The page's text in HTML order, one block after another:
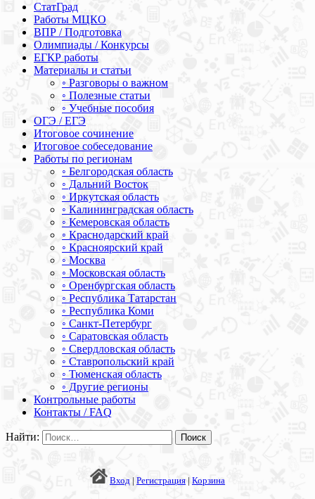
СтатГрад
Работы МЦКО
ВПР / Подготовка
Олимпиады / Конкурсы
ЕГКР работы
Материалы и статьи
◦ Разговоры о важном
◦ Полезные статьи
◦ Учебные пособия
ОГЭ / ЕГЭ
Итоговое сочинение
Итоговое собеседование
Работы по регионам
◦ Белгородская область
◦ Дальний Восток
◦ Иркутская область
◦ Калининградская область
◦ Кемеровская область
◦ Краснодарский край
◦ Красноярский край
◦ Москва
◦ Московская область
◦ Оренбургская область
◦ Республика Татарстан
◦ Республика Коми
◦ Санкт-Петербург
◦ Саратовская область
◦ Свердловская область
◦ Ставропольский край
◦ Тюменская область
◦ Другие регионы
Контрольные работы
Контакты / FAQ
Найти:
Вход | Регистрация | Корзина